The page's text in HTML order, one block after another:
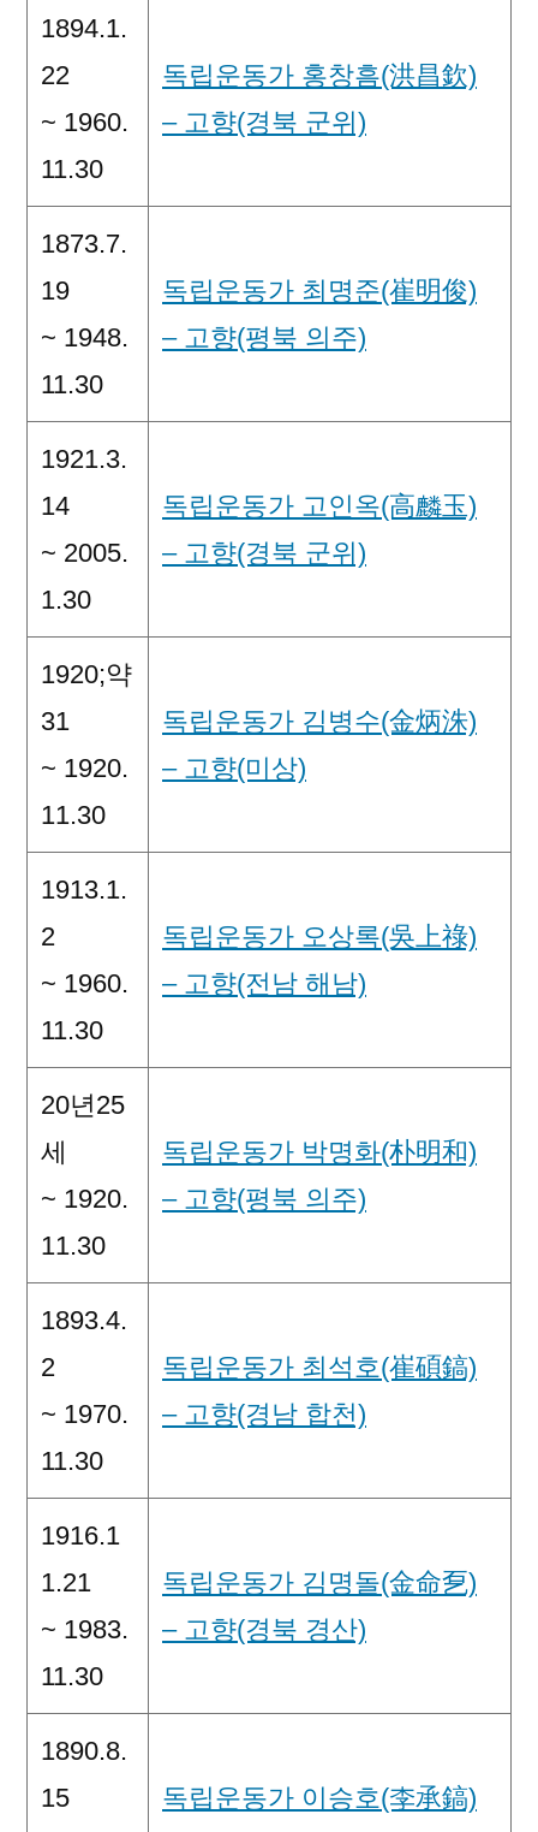
1894.1.
22
~ 1960.
11.30
독립운동가 홍창흠(洪昌欽)
– 고향(경북 군위)
1873.7.
19
~ 1948.
11.30
독립운동가 최명준(崔明俊)
– 고향(평북 의주)
1921.3.
14
~ 2005.
1.30
독립운동가 고인옥(高麟玉)
– 고향(경북 군위)
1920;약
31
~ 1920.
11.30
독립운동가 김병수(金炳洙)
– 고향(미상)
1913.1.
2
~ 1960.
11.30
독립운동가 오상록(吳上祿)
– 고향(전남 해남)
20년25
세
~ 1920.
11.30
독립운동가 박명화(朴明和)
– 고향(평북 의주)
1893.4.
2
~ 1970.
11.30
독립운동가 최석호(崔碩鎬)
– 고향(경남 합천)
1916.1
1.21
~ 1983.
11.30
독립운동가 김명돌(金命乭)
– 고향(경북 경산)
1890.8.
15
독립운동가 이승호(李承鎬)